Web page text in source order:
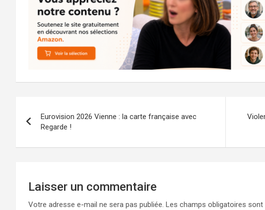
de
l’article
Eurovision 2026 Vienne : la carte française avec
Regarde !
Laisser un commentaire
Votre adresse e-mail ne sera pas publiée. Les champs obligatoires sont